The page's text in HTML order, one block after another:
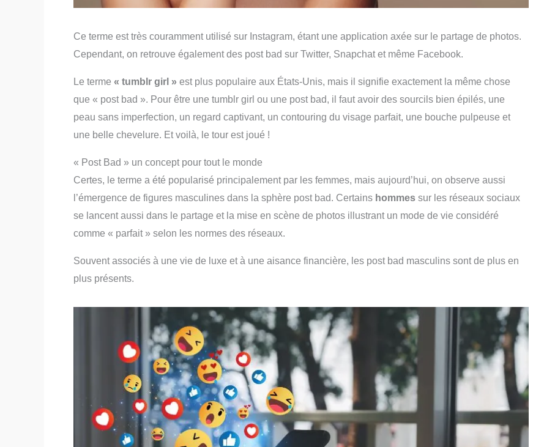
Ce terme est très couramment utilisé sur Instagram, étant une application axée sur le partage de photos.
Cependant, on retrouve également des post bad sur Twitter, Snapchat et même Facebook.
Le terme « tumblr girl » est plus populaire aux États-Unis, mais il signifie exactement la même chose
que « post bad ». Pour être une tumblr girl ou une post bad, il faut avoir des sourcils bien épilés, une
peau sans imperfection, un regard captivant, un contouring du visage parfait, une bouche pulpeuse et
une belle chevelure. Et voilà, le tour est joué !
« Post Bad » un concept pour tout le monde
Certes, le terme a été popularisé principalement par les femmes, mais aujourd’hui, on observe aussi
l’émergence de figures masculines dans la sphère post bad. Certains hommes sur les réseaux sociaux
se lancent aussi dans le partage et la mise en scène de photos illustrant un mode de vie considéré
comme « parfait » selon les normes des réseaux.
Souvent associés à une vie de luxe et à une aisance financière, les post bad masculins sont de plus en
plus présents.